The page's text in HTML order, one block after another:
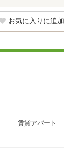
お気に入りに追加
賃貸アパート